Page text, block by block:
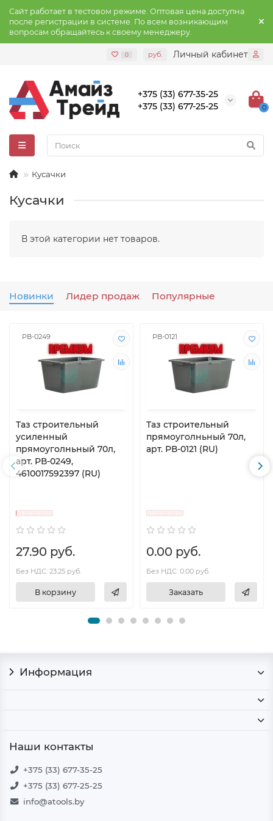
Сайт работает в тестовом режиме. Оптовая цена доступна
после регистрации в системе. По всем возникающим
вопросам обращайтесь к своему менеджеру.
0 руб. Личный кабинет
+375 (33) 677-35-25
+375 (33) 677-25-25
0
Кусачки
Кусачки
В этой категории нет товаров.
Новинки Лидер продаж Популярные
РВ-0249
Таз строительный
усиленный
прямоуголньный 70л,
арт. РВ-0249,
4610017592397 (RU)
27.90 руб.
Без НДС: 23.25 руб.
В корзину
РВ-0121
Таз строительный
прямоуголньный 70л,
арт. РВ-0121 (RU)
0.00 руб.
Без НДС: 0.00 руб.
Заказать
Информация
Наши контакты
+375 (33) 677-35-25
+375 (33) 677-25-25
info@atools.by